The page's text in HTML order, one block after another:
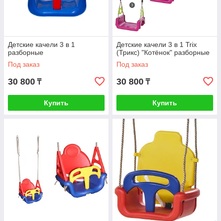
Детские качели 3 в 1
разборные
Под заказ
30 800 ₸
Купить
Детские качели 3 в 1 Trix
(Трикс) "Котёнок" разборные
Под заказ
30 800 ₸
Купить